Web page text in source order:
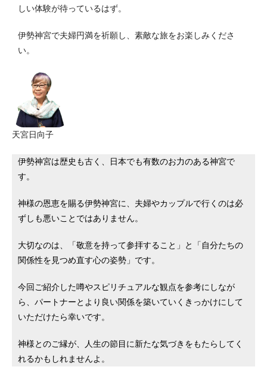
しい体験が待っているはず。
伊勢神宮で夫婦円満を祈願し、素敵な旅をお楽しみくださ
い。
天宮日向子
伊勢神宮は歴史も古く、日本でも有数のお力のある神宮で
す。
神様の恩恵を賜る伊勢神宮に、夫婦やカップルで行くのは必
ずしも悪いことではありません。
大切なのは、「敬意を持って参拝すること」と「自分たちの
関係性を見つめ直す心の姿勢」です。
今回ご紹介した噂やスピリチュアルな観点を参考にしなが
ら、パートナーとより良い関係を築いていくきっかけにして
いただけたら幸いです。
神様とのご縁が、人生の節目に新たな気づきをもたらしてく
れるかもしれませんよ。